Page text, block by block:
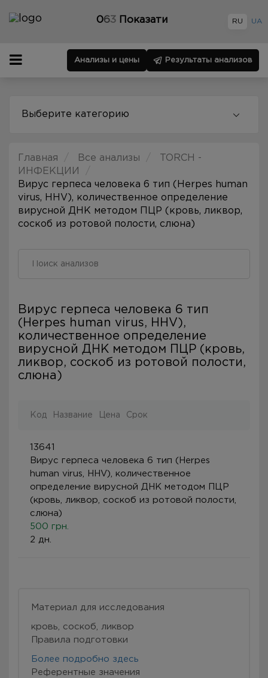
063 Показати RU UA
Анализы и цены Результаты анализов
Выберите категорию
Главная Все анализы
TORCH -
ИНФЕКЦИИ
Вирус герпеса человека 6 тип (Herpes human
virus, HHV), количественное определение
вирусной ДНК методом ПЦР (кровь, ликвор,
соскоб из ротовой полости, слюна)
Вирус герпеса человека 6 тип
(Herpes human virus, HHV),
количественное определение
вирусной ДНК методом ПЦР (кровь,
ликвор, соскоб из ротовой полости,
слюна)
Код Название Цена Срок
13641
Вирус герпеса человека 6 тип (Herpes
human virus, HHV), количественное
определение вирусной ДНК методом ПЦР
(кровь, ликвор, соскоб из ротовой полости,
слюна)
500 грн.
2 дн.
Материал для исследования
кровь, соскоб, ликвор
Правила подготовки
Более подробно здесь
Референтные значения